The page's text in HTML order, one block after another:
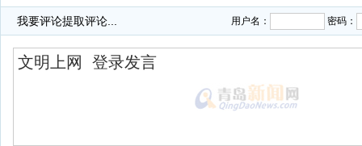
我要评论提取评论... 用户名： 密码：